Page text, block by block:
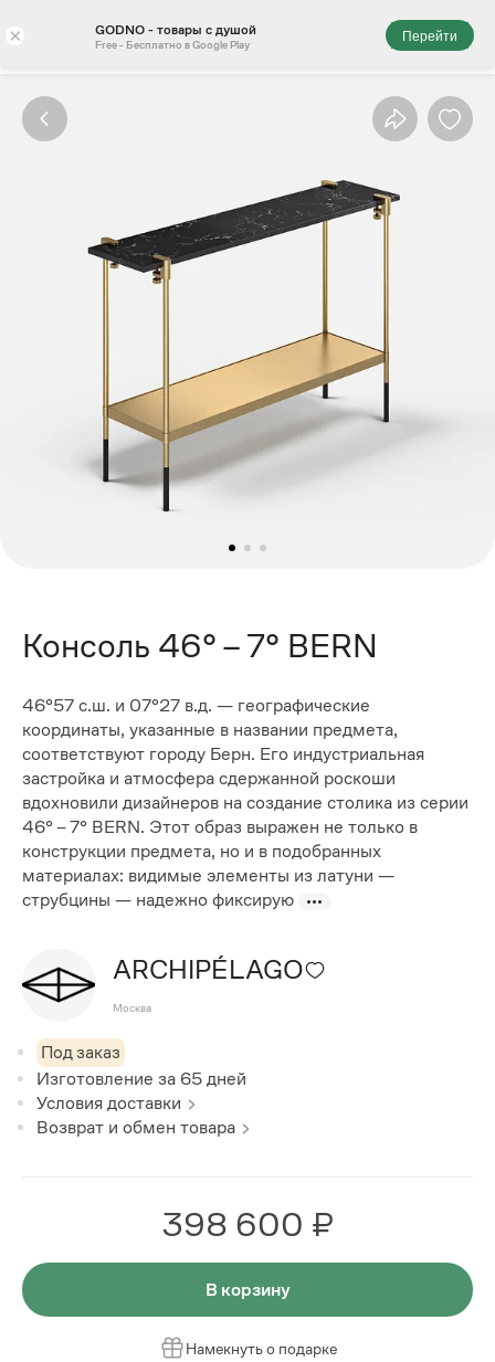
× GODNO - товары с душой
Free - Бесплатно в Google Play
Перейти
Консоль 46° – 7° BERN
46°57 с.ш. и 07°27 в.д. — географические
координаты, указанные в названии предмета,
соответствуют городу Берн. Его индустриальная
застройка и атмосфера сдержанной роскоши
вдохновили дизайнеров на создание столика из серии
46° – 7° BERN. Этот образ выражен не только в
конструкции предмета, но и в подобранных
материалах: видимые элементы из латуни —
струбцины — надежно фиксирую
ARCHIPÉLAGO
Москва
Под заказ
Изготовление за 65 дней
Условия доставки
Возврат и обмен товара
398 600 ₽
В корзину
Намекнуть о подарке